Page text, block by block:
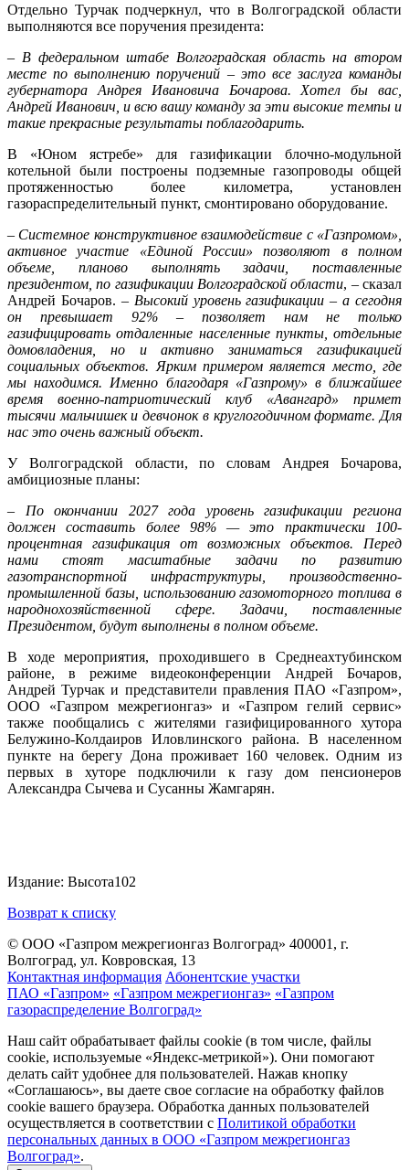
Отдельно Турчак подчеркнул, что в Волгоградской области
выполняются все поручения президента:
– В федеральном штабе Волгоградская область на втором
месте по выполнению поручений – это все заслуга команды
губернатора Андрея Ивановича Бочарова. Хотел бы вас,
Андрей Иванович, и всю вашу команду за эти высокие темпы и
такие прекрасные результаты поблагодарить.
В «Юном ястребе» для газификации блочно-модульной
котельной были построены подземные газопроводы общей
протяженностью более километра, установлен
газораспределительный пункт, смонтировано оборудование.
– Системное конструктивное взаимодействие с «Газпромом»,
активное участие «Единой России» позволяют в полном
объеме, планово выполнять задачи, поставленные
президентом, по газификации Волгоградской области, – сказал
Андрей Бочаров. – Высокий уровень газификации – а сегодня
он превышает 92% – позволяет нам не только
газифицировать отдаленные населенные пункты, отдельные
домовладения, но и активно заниматься газификацией
социальных объектов. Ярким примером является место, где
мы находимся. Именно благодаря «Газпрому» в ближайшее
время военно-патриотический клуб «Авангард» примет
тысячи мальчишек и девчонок в круглогодичном формате. Для
нас это очень важный объект.
У Волгоградской области, по словам Андрея Бочарова,
амбициозные планы:
– По окончании 2027 года уровень газификации региона
должен составить более 98% — это практически 100-
процентная газификация от возможных объектов. Перед
нами стоят масштабные задачи по развитию
газотранспортной инфраструктуры, производственно-
промышленной базы, использованию газомоторного топлива в
народнохозяйственной сфере. Задачи, поставленные
Президентом, будут выполнены в полном объеме.
В ходе мероприятия, проходившего в Среднеахтубинском
районе, в режиме видеоконференции Андрей Бочаров,
Андрей Турчак и представители правления ПАО «Газпром»,
ООО «Газпром межрегионгаз» и «Газпром гелий сервис»
также пообщались с жителями газифицированного хутора
Белужино-Колдаиров Иловлинского района. В населенном
пункте на берегу Дона проживает 160 человек. Одним из
первых в хуторе подключили к газу дом пенсионеров
Александра Сычева и Сусанны Жамгарян.
Издание: Высота102
Возврат к списку
© ООО «Газпром межрегионгаз Волгоград» 400001, г.
Волгоград, ул. Ковровская, 13
Контактная информация Абонентские участки
ПАО «Газпром» «Газпром межрегионгаз» «Газпром
газораспределение Волгоград»
Наш сайт обрабатывает файлы cookie (в том числе, файлы
cookie, используемые «Яндекс-метрикой»). Они помогают
делать сайт удобнее для пользователей. Нажав кнопку
«Соглашаюсь», вы даете свое согласие на обработку файлов
cookie вашего браузера. Обработка данных пользователей
осуществляется в соответствии с Политикой обработки
персональных данных в ООО «Газпром межрегионгаз
Волгоград».